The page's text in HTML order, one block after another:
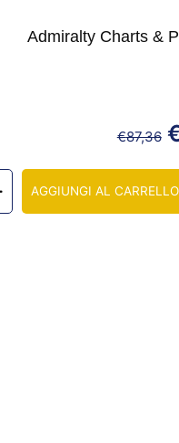
Admiralty Charts &
€87,36
AGGIUNGI AL CARRELLO